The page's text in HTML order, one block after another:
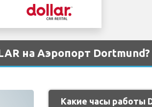
на Аэропорт Dortmund?
Какие часы работы